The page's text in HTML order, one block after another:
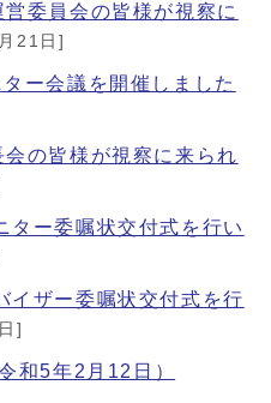
委員会の皆様が視察に
21日]
ー会議を開催しました
の皆様が視察に来られ
ター委嘱状交付式を行い
イザー委嘱状交付式を行
]
和5年2月12日）